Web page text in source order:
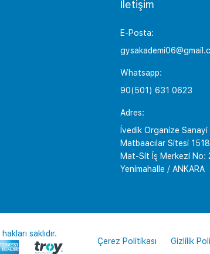
İletişim
E-Posta:
Whatsapp:
90(501) 631 0623
Adres:
İvedik Organize Sanayi
Matbaacılar Sitesi
Mat-Sit İş Merkezi No:
Yenimahalle / ANKARA
saklıdır.
Çerez Politikası
Gizlilik